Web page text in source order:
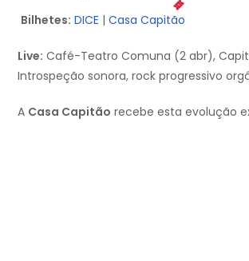
Bilhetes: DICE | Casa Capitão
Live: Café-Teatro Comuna (2 abr),
Introspeção sonora, rock progressivo
A Casa Capitão recebe esta evolução